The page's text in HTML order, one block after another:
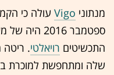
מנתוני Vigo עולה כי
ספטמבר
התכשיטים רויאלטי. ריטה
שלה ומתחפשת למוכרת